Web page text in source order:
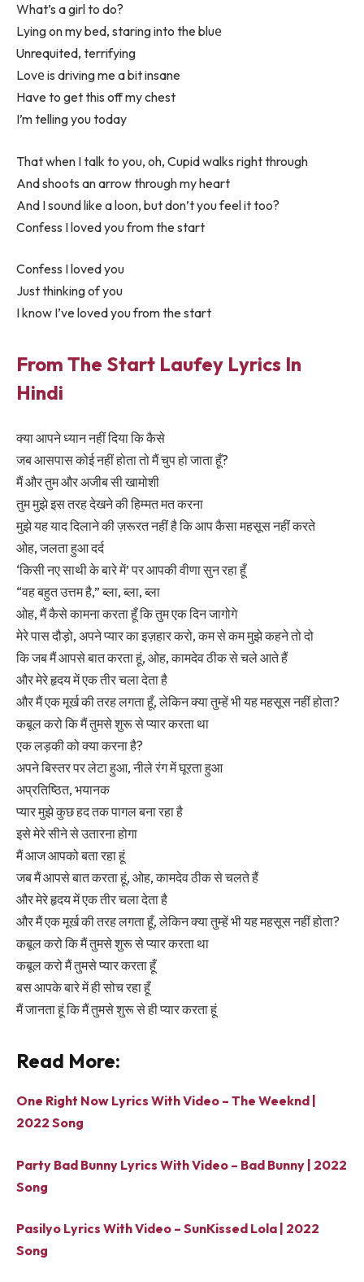
What’s a girl to do?
Lying on my bed, staring into the bluе
Unrequited, terrifying
Lovе is driving me a bit insane
Have to get this off my chest
I’m telling you today
That when I talk to you, oh, Cupid walks right through
And shoots an arrow through my heart
And I sound like a loon, but don’t you feel it too?
Confess I loved you from the start
Confess I loved you
Just thinking of you
I know I’ve loved you from the start
From The Start Laufey Lyrics In
Hindi
क्या आपने ध्यान नहीं दिया कि कैसे
जब आसपास कोई नहीं होता तो मैं चुप हो जाता हूँ?
मैं और तुम और अजीब सी खामोशी
तुम मुझे इस तरह देखने की हिम्मत मत करना
मुझे यह याद दिलाने की ज़रूरत नहीं है कि आप कैसा महसूस नहीं करते
ओह, जलता हुआ दर्द
‘किसी नए साथी के बारे में’ पर आपकी वीणा सुन रहा हूँ
“वह बहुत उत्तम है,” ब्ला, ब्ला, ब्ला
ओह, मैं कैसे कामना करता हूँ कि तुम एक दिन जागोगे
मेरे पास दौड़ो, अपने प्यार का इज़हार करो, कम से कम मुझे कहने तो दो
कि जब मैं आपसे बात करता हूं, ओह, कामदेव ठीक से चले आते हैं
और मेरे हृदय में एक तीर चला देता है
और मैं एक मूर्ख की तरह लगता हूँ, लेकिन क्या तुम्हें भी यह महसूस नहीं होता?
कबूल करो कि मैं तुमसे शुरू से प्यार करता था
एक लड़की को क्या करना है?
अपने बिस्तर पर लेटा हुआ, नीले रंग में घूरता हुआ
अप्रतिष्ठित, भयानक
प्यार मुझे कुछ हद तक पागल बना रहा है
इसे मेरे सीने से उतारना होगा
मैं आज आपको बता रहा हूं
जब मैं आपसे बात करता हूं, ओह, कामदेव ठीक से चलते हैं
और मेरे हृदय में एक तीर चला देता है
और मैं एक मूर्ख की तरह लगता हूँ, लेकिन क्या तुम्हें भी यह महसूस नहीं होता?
कबूल करो कि मैं तुमसे शुरू से प्यार करता था
कबूल करो मैं तुमसे प्यार करता हूँ
बस आपके बारे में ही सोच रहा हूँ
मैं जानता हूं कि मैं तुमसे शुरू से ही प्यार करता हूं
Read More:
One Right Now Lyrics With Video – The Weeknd |
2022 Song
Party Bad Bunny Lyrics With Video – Bad Bunny | 2022
Song
Pasilyo Lyrics With Video – SunKissed Lola | 2022
Song